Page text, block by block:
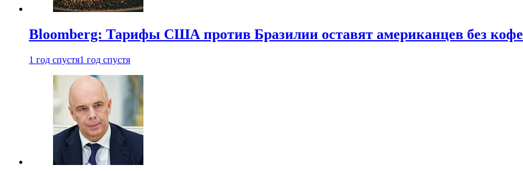
Bloomberg: Тарифы США против Бразилии оставят американцев без кофе
1 год спустя1 год спустя